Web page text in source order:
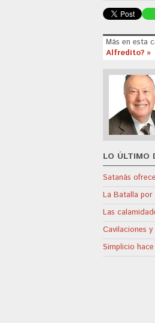
Más en esta
Alfredito? »
LO ÚLTIMO
Satanás
La Batalla por
Las
Cavilaciones
Simplicio